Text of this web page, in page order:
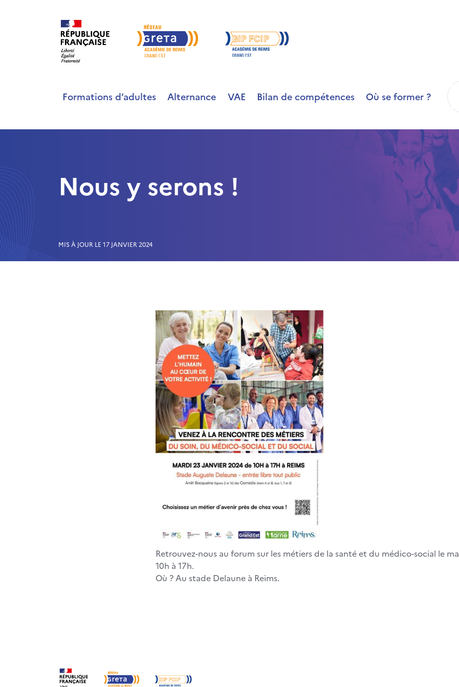
Formations d’adultes Alternance VAE Bilan de compétences Où se former ?
Nous y serons !
MIS À JOUR LE 17 JANVIER 2024
Retrouvez-nous au forum sur les métiers de la santé et du médico-social le
10h à 17h.
Où ? Au stade Delaune à Reims.